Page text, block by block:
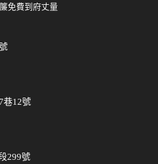
免費到府丈量
巷12號
299號